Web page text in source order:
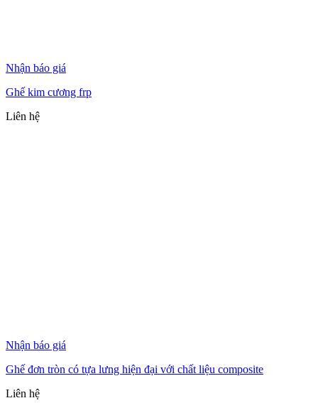
Nhận báo giá
Ghế kim cương frp
Liên hệ
Nhận báo giá
Ghế đơn tròn có tựa lưng hiện đại với chất liệu composite
Liên hệ